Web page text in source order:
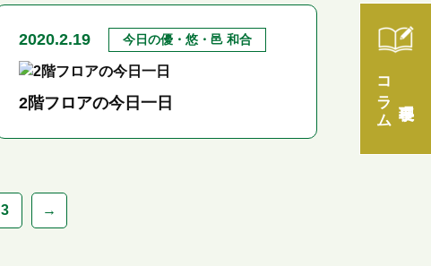
コラム
2020.2.19 今日の優・悠・邑 和合
2階フロアの今日一日
3 →